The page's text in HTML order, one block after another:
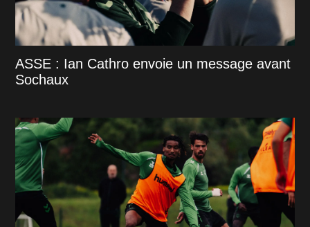
ASSE : Ian Cathro envoie un message avant
Sochaux